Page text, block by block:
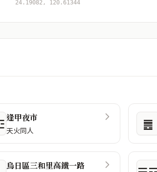
24.19082, 120.61344
逢甲夜市
天火同人 ䷌
烏日區三和里高鐵一路